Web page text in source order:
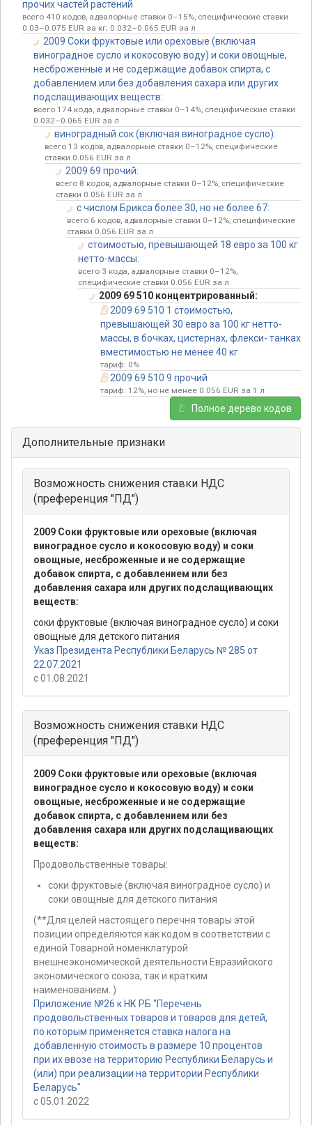
прочих частей растений
всего 410 кодов, адвалорные ставки 0–15%, специфические ставки
0.03–0.075 EUR за кг; 0.032–0.065 EUR за л
2009 Соки фруктовые или ореховые (включая
виноградное сусло и кокосовую воду) и соки овощные,
несброженные и не содержащие добавок спирта, с
добавлением или без добавления сахара или других
подслащивающих веществ:
всего 174 кода, адвалорные ставки 0–14%, специфические ставки
0.032–0.065 EUR за л
виноградный сок (включая виноградное сусло):
всего 13 кодов, адвалорные ставки 0–12%, специфические
ставки 0.056 EUR за л
2009 69 прочий:
всего 8 кодов, адвалорные ставки 0–12%, специфические
ставки 0.056 EUR за л
с числом Брикса более 30, но не более 67:
всего 6 кодов, адвалорные ставки 0–12%, специфические
ставки 0.056 EUR за л
стоимостью, превышающей 18 евро за 100 кг
нетто-массы:
всего 3 кода, адвалорные ставки 0–12%,
специфические ставки 0.056 EUR за л
2009 69 510 концентрированный:
2009 69 510 1 стоимостью,
превышающей 30 евро за 100 кг нетто-
массы, в бочках, цистернах, флекси- танках
вместимостью не менее 40 кг
тариф: 0%
2009 69 510 9 прочий
тариф: 12%, но не менее 0.056 EUR за 1 л
Полное дерево кодов
Дополнительные признаки
Возможность снижения ставки НДС
(преференция "ПД")
2009 Соки фруктовые или ореховые (включая
виноградное сусло и кокосовую воду) и соки
овощные, несброженные и не содержащие
добавок спирта, с добавлением или без
добавления сахара или других подслащивающих
веществ:
соки фруктовые (включая виноградное сусло) и соки
овощные для детского питания
Указ Президента Республики Беларусь № 285 от
22.07.2021
с 01.08.2021
Возможность снижения ставки НДС
(преференция "ПД")
2009 Соки фруктовые или ореховые (включая
виноградное сусло и кокосовую воду) и соки
овощные, несброженные и не содержащие
добавок спирта, с добавлением или без
добавления сахара или других подслащивающих
веществ:
Продовольственные товары:
соки фруктовые (включая виноградное сусло) и
соки овощные для детского питания
(**Для целей настоящего перечня товары этой
позиции определяются как кодом в соответствии с
единой Товарной номенклатурой
внешнеэкономической деятельности Евразийского
экономического союза, так и кратким
наименованием. )
Приложение №26 к НК РБ "Перечень
продовольственных товаров и товаров для детей,
по которым применяется ставка налога на
добавленную стоимость в размере 10 процентов
при их ввозе на территорию Республики Беларусь и
(или) при реализации на территории Республики
Беларусь"
с 05.01.2022